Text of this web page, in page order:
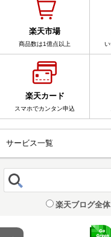
楽天市場
商品数は1億点以上
楽天カード
スマホでカンタン申込
サービス一覧
楽天ブログ全